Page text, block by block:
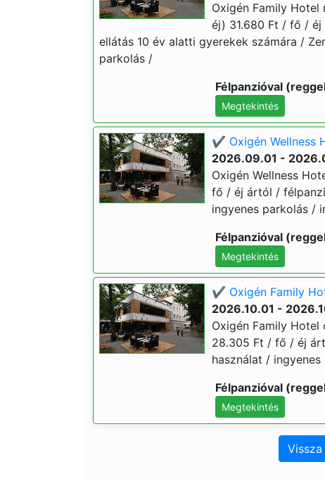
Oxigén Family
éj) 31.680 Ft / fő /
ellátás 10 év alatti gyerekek számára /
parkolás /
Félpanzióval
Megtekintés
✔️ Oxigén Wellness
2026.09.01 -
Oxigén Wellness
fő / éj ártól /
ingyenes parkolás /
Félpanzióval
Megtekintés
✔️ Oxigén Family
2026.10.01 -
Oxigén Family
28.305 Ft / fő / éj
használat /
Félpanzióval
Megtekintés